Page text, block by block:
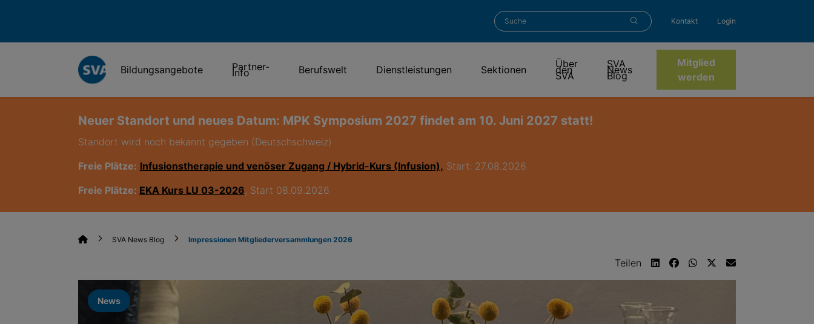
Kontakt Login
Bildungsangebote Partner-
Info Berufswelt Dienstleistungen Sektionen Über
den
SVA
SVA
News
Blog
Mitglied
werden
Neuer Standort und neues Datum: MPK Symposium 2027 findet am 10. Juni 2027 statt!
Standort wird noch bekannt gegeben (Deutschschweiz)
Freie Plätze: Infusionstherapie und venöser Zugang / Hybrid-Kurs (Infusion), Start: 27.08.2026
Freie Plätze: EKA Kurs LU 03-2026, Start 08.09.2026
SVA News Blog Impressionen Mitgliederversammlungen 2026
Teilen
News